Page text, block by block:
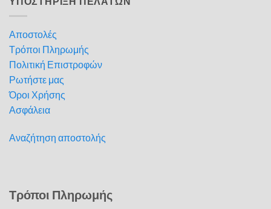
Αποστολές
Τρόποι Πληρωμής
Πολιτική Επιστροφών
Ρωτήστε μας
Όροι Χρήσης
Ασφάλεια
Αναζήτηση αποστολής
Τρόποι Πληρωμής